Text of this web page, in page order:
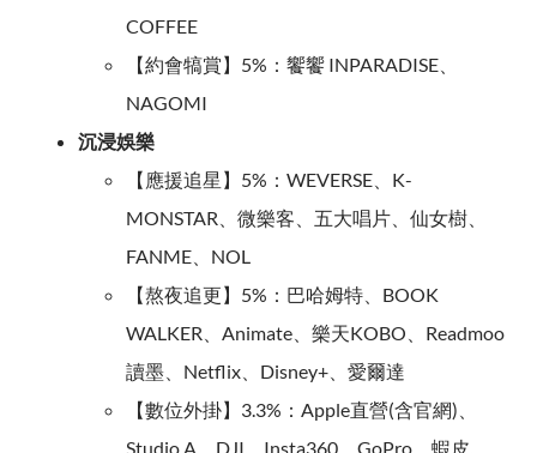
COFFEE
【約會犒賞】5%：饗饗 INPARADISE、
NAGOMI
沉浸娛樂
【應援追星】5%：WEVERSE、K-
MONSTAR、微樂客、五大唱片、仙女樹、
FANME、NOL
【熬夜追更】5%：巴哈姆特、BOOK
WALKER、Animate、樂天KOBO、Readmoo
讀墨、Netflix、Disney+、愛爾達
【數位外掛】3.3%：Apple直營(含官網)、
Studio A、DJI、Insta360、GoPro、蝦皮、